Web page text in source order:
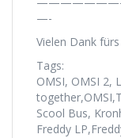
—-
Vielen Dank
Tags:
OMSI, OMSI 2,
Scool Bus,
Freddy